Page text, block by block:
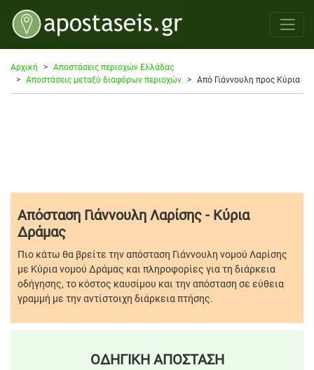
Αρχική
Αποστάσεις περιοχών Ελλάδας
Αποστάσεις μεταξύ διαφόρων περιοχών
Από Γιάννουλη προς Κύρια
Απόσταση Γιάννουλη Λαρίσης - Κύρια
Δράμας
Πιο κάτω θα βρείτε την απόσταση Γιάννουλη νομού Λαρίσης
με Κύρια νομού Δράμας και πληροφορίες για τη διάρκεια
οδήγησης, το κόστος καυσίμου και την απόσταση σε εύθεια
γραμμή με την αντίστοιχη διάρκεια πτήσης.
ΟΔΗΓΙΚΗ ΑΠΟΣΤΑΣΗ